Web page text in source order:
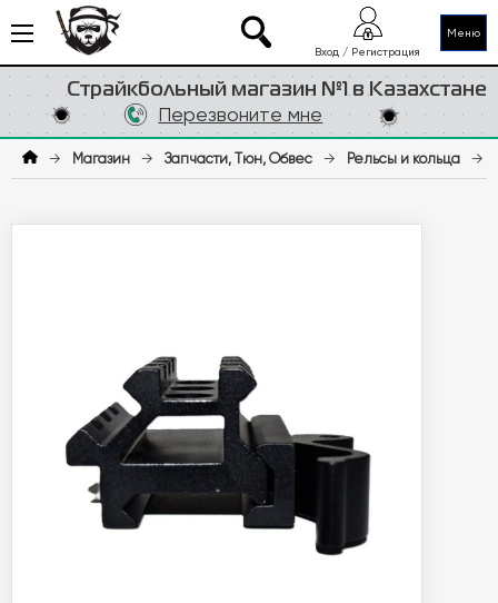
Меню
Страйкбольный магазин №1 в Казахстане
Вход / Регистрация
Перезвоните мне
→ Магазин → Запчасти, Тюн, Обвес → Рельсы и кольца →